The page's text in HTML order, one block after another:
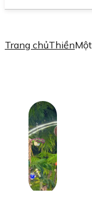
Trang chủThiền